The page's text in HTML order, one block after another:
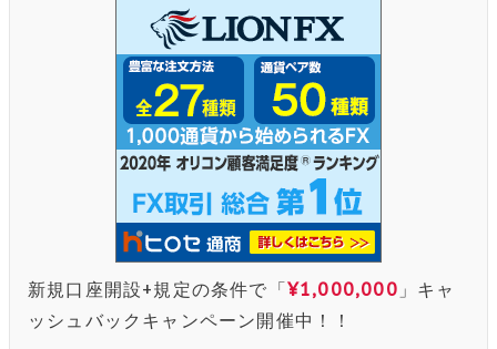
新規口座開設+規定の条件で「¥1,000,000 」キャ
ッシュバックキャンペーン開催中！！